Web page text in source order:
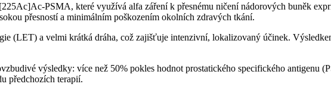
PSMA, které využívá alfa záření k přesnému ničení nádorových buněk
přesností a minimálním poškozením okolních zdravých tkání.
(LET) a velmi krátká dráha, což zajišťuje intenzivní, lokalizovaný účinek.
výsledky: více než 50% pokles hodnot prostatického specifického antigenu
předchozích terapií.